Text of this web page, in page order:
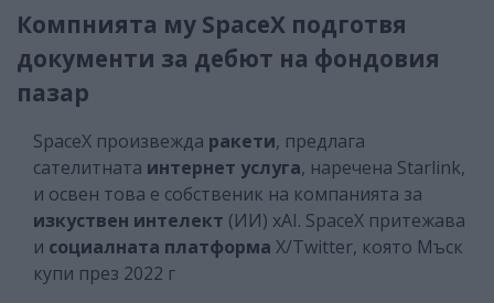
Компнията му SpaceX подготвя
документи за дебют на фондовия
пазар
SpaceX произвежда ракети, предлага
сателитната интернет услуга, наречена Starlink,
и освен това е собственик на компанията за
изкуствен интелект (ИИ) xAI. SpaceX притежава
и социалната платформа X/Twitter, която Мъск
купи през 2022 г